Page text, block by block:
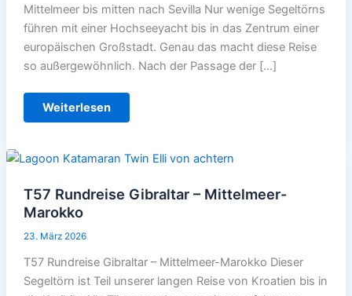
Mittelmeer bis mitten nach Sevilla Nur wenige Segeltörns
führen mit einer Hochseeyacht bis in das Zentrum einer
europäischen Großstadt. Genau das macht diese Reise
so außergewöhnlich. Nach der Passage der […]
T58
Gibraltar
nach
Weiterlesen
T57 Rundreise Gibraltar – Mittelmeer-
Marokko
23. März 2026
T57 Rundreise Gibraltar – Mittelmeer-Marokko Dieser
Segeltörn ist Teil unserer langen Reise von Kroatien bis in